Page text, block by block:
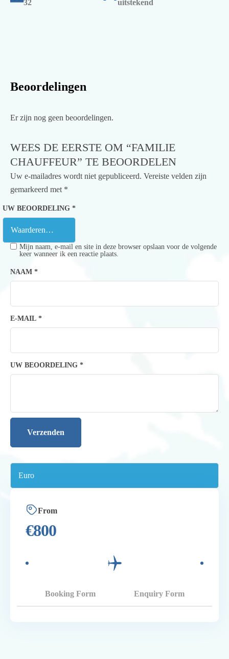
32
uitstekend
Beoordelingen
Er zijn nog geen beoordelingen.
WEES DE EERSTE OM “FAMILIE
CHAUFFEUR” TE BEOORDELEN
Uw e-mailadres wordt niet gepubliceerd. Vereiste velden zijn
gemarkeerd met *
UW BEOORDELING *
UW BEOORDELING *
NAAM *
E-MAIL *
Mijn naam, e-mail en site in deze browser opslaan voor de volgende
keer wanneer ik een reactie plaats.
From
€800
Booking Form Enquiry Form